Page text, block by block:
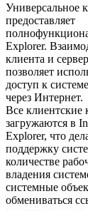
Универсальное
предоставляет
Explorer.
клиента и
позволяет
доступ к
через Интернет.
Все клиентские
загружаются в
Explorer, что
поддержку
количестве
владения
системные
обмениваться